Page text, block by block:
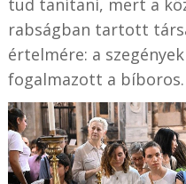
tud tanítani, mert a
rabságban tartott
értelmére: a
fogalmazott a bíboros.